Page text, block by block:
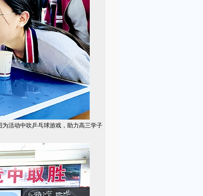
活动中吹乒乓球游戏，助力高三学子